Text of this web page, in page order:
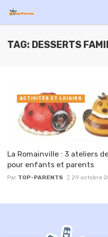
TAG: DESSERTS
La Romainville : 3 ateliers
pour enfants et parents
Par TOP-PARENTS 29 octobre
ACTIVITÉS ET LOISIRS